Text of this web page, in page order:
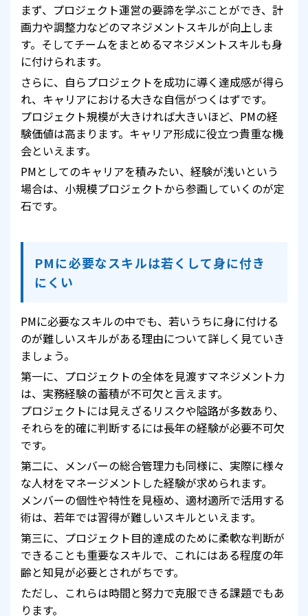
まず、プロジェクト運営の要諦を学ぶことができ、計
画力や調整力などのマネジメントスキルが向上しま
す。そしてチームをまとめるマネジメントスキルも身
に付けられます。
さらに、自らプロジェクトを成功に導く達成感が得ら
れ、キャリアにおける大きな自信がつくはずです。
プロジェクト規模が大きければ大きいほど、PMの経
験価値は高まります。キャリア形成に役立つ貴重な機
会といえます。
PMとしてのキャリアを積みたい、経験が浅いという
場合は、小規模プロジェクトから参画していくのが定
石です。
PMに必要なスキルは若くして身に付き
にくい
PMに必要なスキルの中でも、若いうちに身に付ける
のが難しいスキルがある理由について詳しく見ていき
ましょう。
第一に、プロジェクトの全体を見渡すマネジメント力
は、実務経験の蓄積が不可欠と言えます。
プロジェクトには見えざるリスクや隘路が多数あり、
それらを的確に判断するには長年の経験が必要不可欠
です。
第二に、メンバーの総合管理力も同様に、実際に様々
な人材をマネージメントした経験が求められます。
メンバーの個性や特性を見極め、適材適所で活用する
術は、若年では習得が難しいスキルといえます。
第三に、プロジェクト目的達成のために柔軟な判断が
できることも重要なスキルで、これにはある程度の年
齢と知見が必要とされがちです。
ただし、これらは時間と努力で克服できる課題でもあ
ります。